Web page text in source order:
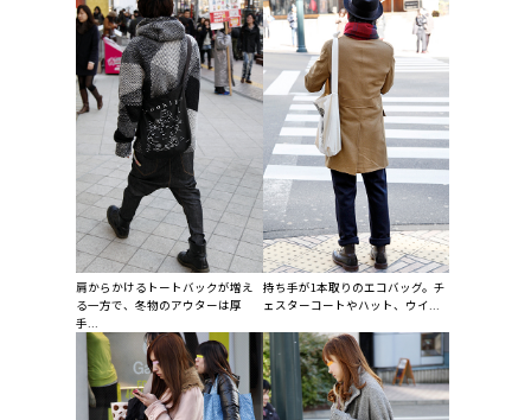
肩からかけるトートバックが増え
る一方で、冬物のアウターは厚
手...
持ち手が1本取りのエコバッグ。チ
ェスターコートやハット、ウイ...